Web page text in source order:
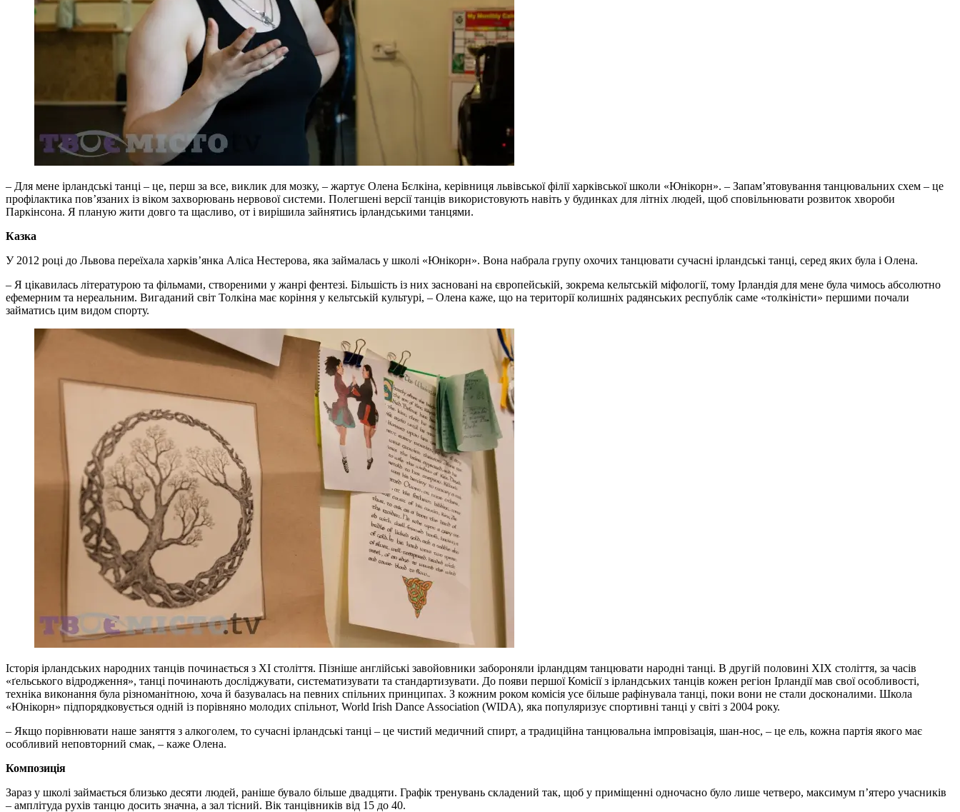
– Для мене ірландські танці – це, перш за все, виклик для мозку, – жартує Олена Бєлкіна, керівниця львівської філії харківської школи «Юнікорн». – Запам’ятовування танцювальних схем – це
профілактика пов’язаних із віком захворювань нервової системи. Полегшені версії танців використовують навіть у будинках для літніх людей, щоб сповільнювати розвиток хвороби
Паркінсона. Я планую жити довго та щасливо, от і вирішила зайнятись ірландськими танцями.
Казка
У 2012 році до Львова переїхала харків’янка Аліса Нестерова, яка займалась у школі «Юнікорн». Вона набрала групу охочих танцювати сучасні ірландські танці, серед яких була і Олена.
– Я цікавилась літературою та фільмами, створеними у жанрі фентезі. Більшість із них засновані на європейській, зокрема кельтській міфології, тому Ірландія для мене була чимось абсолютно
ефемерним та нереальним. Вигаданий світ Толкіна має коріння у кельтській культурі, – Олена каже, що на території колишніх радянських республік саме «толкіністи» першими почали
займатись цим видом спорту.
Історія ірландських народних танців починається з ХІ століття. Пізніше англійські завойовники забороняли ірландцям танцювати народні танці. В другій половині XIX століття, за часів
«ґельського відродження», танці починають досліджувати, систематизувати та стандартизувати. До появи першої Комісії з ірландських танців кожен регіон Ірландії мав свої особливості,
техніка виконання була різноманітною, хоча й базувалась на певних спільних принципах. З кожним роком комісія усе більше рафінувала танці, поки вони не стали досконалими. Школа
«Юнікорн» підпорядковується одній із порівняно молодих спільнот, World Irish Dance Association (WIDA), яка популяризує спортивні танці у світі з 2004 року.
– Якщо порівнювати наше заняття з алкоголем, то сучасні ірландські танці – це чистий медичний спирт, а традиційна танцювальна імпровізація, шан-нос, – це ель, кожна партія якого має
особливий неповторний смак, – каже Олена.
Композиція
Зараз у школі займається близько десяти людей, раніше бувало більше двадцяти. Графік тренувань складений так, щоб у приміщенні одночасно було лише четверо, максимум п’ятеро учасників
– амплітуда рухів танцю досить значна, а зал тісний. Вік танцівників від 15 до 40.